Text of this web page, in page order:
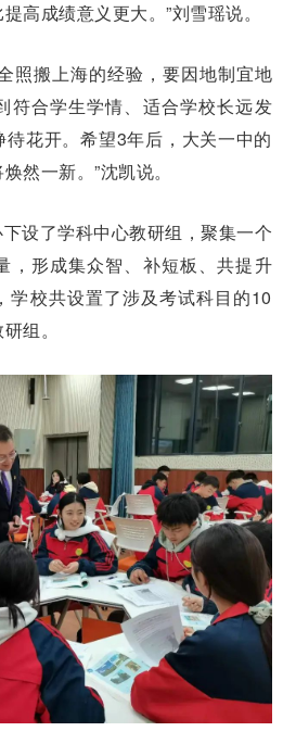
高成绩意义更大。”刘雪瑶说。
照搬上海的经验，要因地制宜地
符合学生学情、适合学校长远发
花开。希望3年后，大关一中的
然一新。”沈凯说。
设了学科中心教研组，聚集一个
，形成集众智、补短板、共提升
学校共设置了涉及考试科目的10
组。